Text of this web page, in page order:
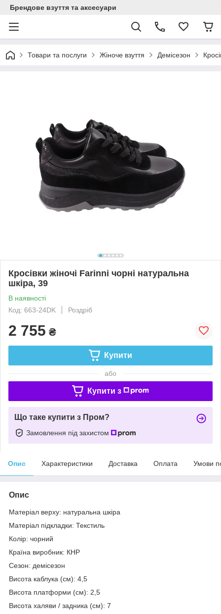
Брендове взуття та аксесуари
Товари та послуги Жіноче взуття Демісезон
Кросівки жіночі Farinni чорні натуральна
шкіра, 39
В наявності
Код: 663-24DK
Роздріб
2 755 ₴
Купити
або
Купити з
Що таке купити з Пром?
Замовлення під захистом
Опис Характеристики Доставка Оплата Умови
Опис
Матеріал верху: натуральна шкіра
Матеріал підкладки: Текстиль
Колір: чорний
Країна виробник: КНР
Сезон: демісезон
Висота каблука (см): 4,5
Висота платформи (см): 2,5
Висота халяви / задника (см): 7